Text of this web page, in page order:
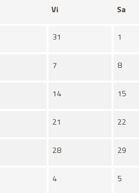
Vi Sa
31 1
7 8
14 15
21 22
28 29
4 5